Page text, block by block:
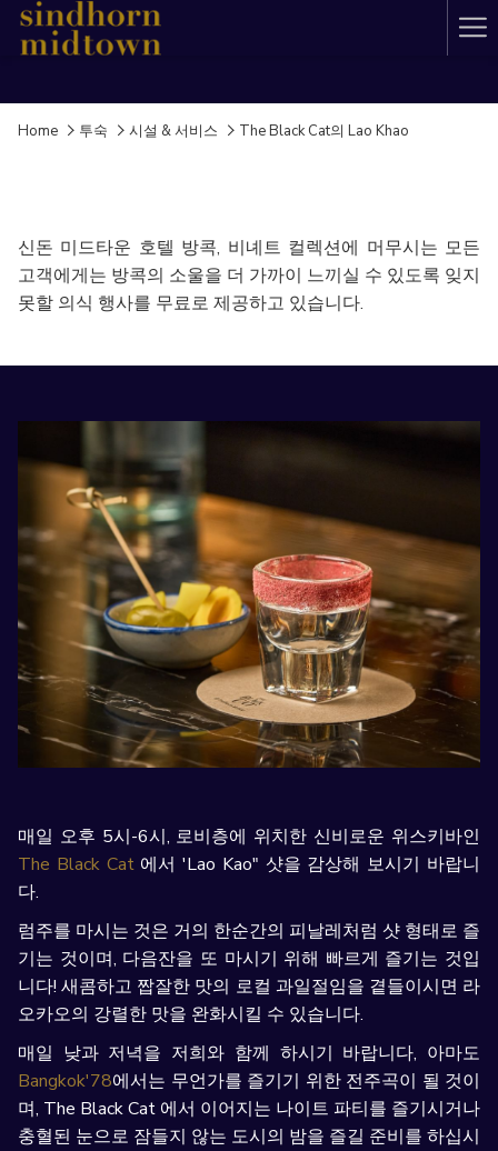
Home 투숙 시설 & 서비스 The Black Cat의 Lao Khao
신돈 미드타운 호텔 방콕, 비녜트 컬렉션에 머무시는 모든
고객에게는 방콕의 소울을 더 가까이 느끼실 수 있도록 잊지
못할 의식 행사를 무료로 제공하고 있습니다.
매일 오후 5시-6시, 로비층에 위치한 신비로운 위스키바인
The Black Cat에서 'Lao Kao" 샷을 감상해 보시기 바랍니
다.
럼주를 마시는 것은 거의 한순간의 피날레처럼 샷 형태로 즐
기는 것이며, 다음잔을 또 마시기 위해 빠르게 즐기는 것입
니다! 새콤하고 짭잘한 맛의 로컬 과일절임을 곁들이시면 라
오카오의 강렬한 맛을 완화시킬 수 있습니다.
매일 낮과 저녁을 저희와 함께 하시기 바랍니다, 아마도
Bangkok'78에서는 무언가를 즐기기 위한 전주곡이 될 것이
며, The Black Cat 에서 이어지는 나이트 파티를 즐기시거나
충혈된 눈으로 잠들지 않는 도시의 밤을 즐길 준비를 하십시